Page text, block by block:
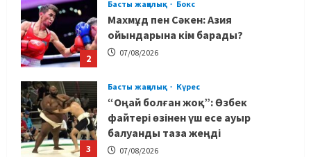
2
Басты жаңалық Бокс
Махмұд пен Сәкен: Азия
ойындарына кім барады?
07/08/2026
3
Басты жаңалық Күрес
“Оңай болған жоқ”: Өзбек
файтері өзінен үш есе ауыр
балуанды таза жеңді
07/08/2026